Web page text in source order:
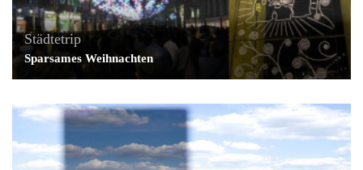
Städtetrip
Sparsames Weihnachten